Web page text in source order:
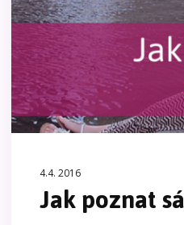
4.4. 2016
Jak poznat